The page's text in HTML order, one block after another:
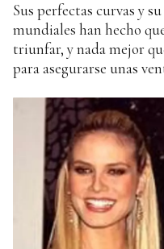
Sus perfectas curvas y
mundiales han hecho
triunfar, y nada mejor
para asegurarse unas